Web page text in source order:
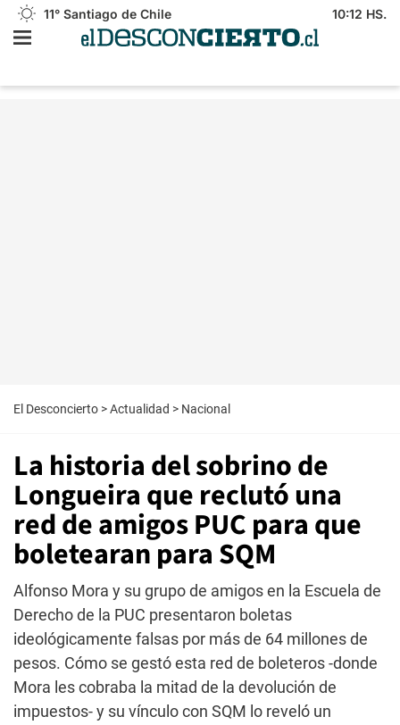
11° Santiago de Chile 10:12 HS.
El Desconcierto >Actualidad > Nacional
La historia del sobrino de
Longueira que reclutó una
red de amigos PUC para que
boletearan para SQM
Alfonso Mora y su grupo de amigos en la Escuela de
Derecho de la PUC presentaron boletas
ideológicamente falsas por más de 64 millones de
pesos. Cómo se gestó esta red de boleteros -donde
Mora les cobraba la mitad de la devolución de
impuestos- y su vínculo con SQM lo reveló un